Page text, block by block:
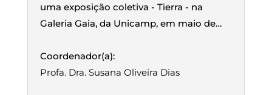
uma exposição coletiva - Tierra - na
Galeria Gaia, da Unicamp, em maio de…
Coordenador(a):
Profa. Dra. Susana Oliveira Dias